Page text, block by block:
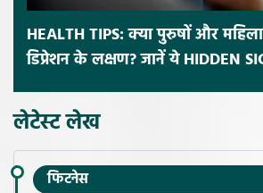
HEALTH TIPS: क्या पुरुषों और
डिप्रेशन के लक्षण? जानें ये HIDDEN
लेटेस्ट लेख
फिटनेस